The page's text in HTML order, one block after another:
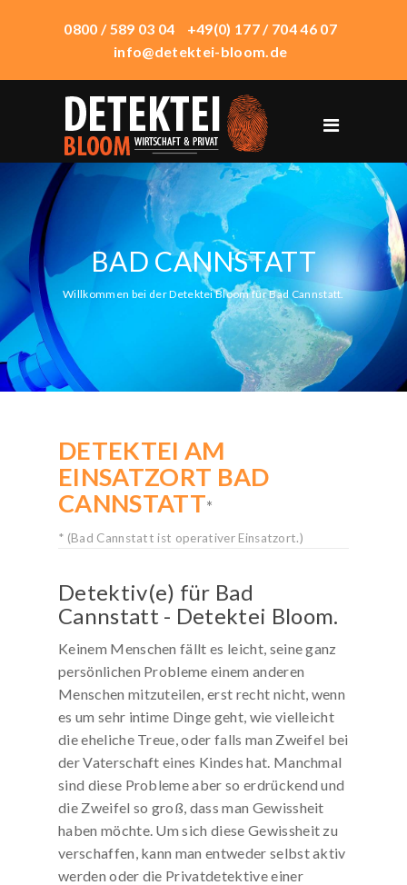
ÜBER UNS
WIRTSCHAFTSDETEKTEI
PRIVATDETEKTEI
TECHNIK
EINSATZORTE
HONORAR
KOSTENLOSE-HOTLINE
Rufen Sie kostenfrei an:
0800 / 589 03 04
Mo. bis Sa. von 8 bis 20 Uhr
0800 / 589 03 04
+49(0) 177 / 704 46 07
info@detektei-bloom.de
BAD CANNSTATT
Willkommen bei der Detektei Bloom für Bad Cannstatt.
DETEKTEI AM
EINSATZORT BAD
CANNSTATT*
* (Bad Cannstatt ist operativer Einsatzort.)
Detektiv(e) für Bad
Cannstatt - Detektei Bloom.
Keinem Menschen fällt es leicht, seine ganz
persönlichen Probleme einem anderen
Menschen mitzuteilen, erst recht nicht, wenn
es um sehr intime Dinge geht, wie vielleicht
die eheliche Treue, oder falls man Zweifel bei
der Vaterschaft eines Kindes hat. Manchmal
sind diese Probleme aber so erdrückend und
die Zweifel so groß, dass man Gewissheit
haben möchte. Um sich diese Gewissheit zu
verschaffen, kann man entweder selbst aktiv
werden oder die Privatdetektive einer